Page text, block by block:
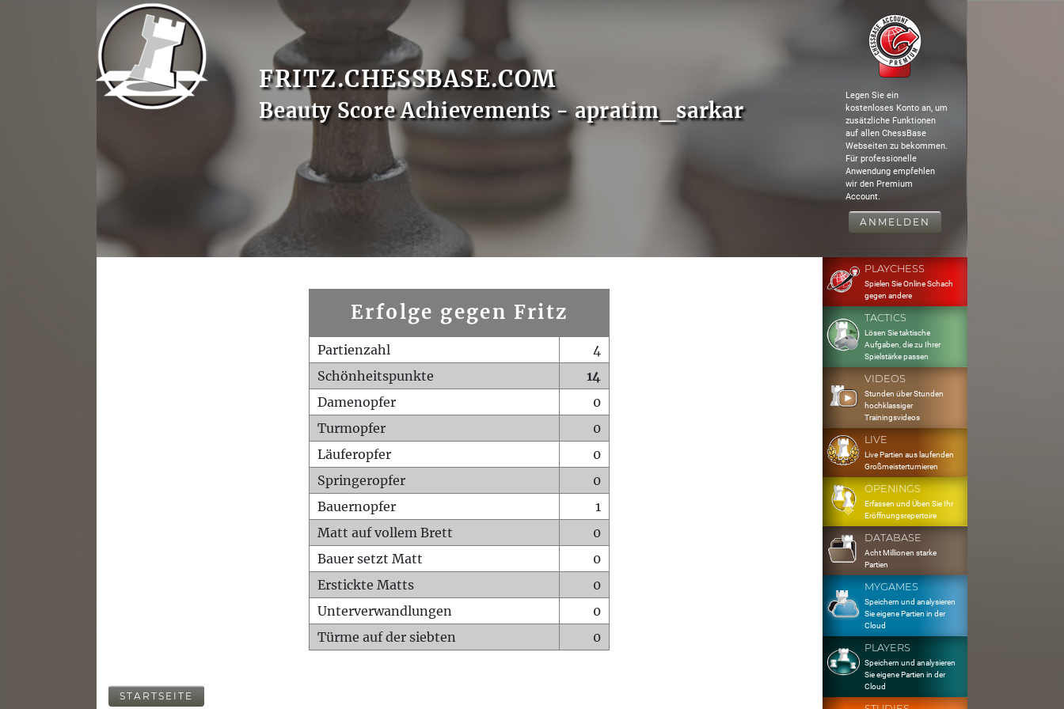
FRITZ.CHESSBASE.COM
Beauty Score Achievements - apratim_sarkar
Legen Sie ein
kostenloses Konto an, um
zusätzliche Funktionen
auf allen ChessBase
Webseiten zu bekommen.
Für professionelle
Anwendung empfehlen
wir den Premium
Account.
ANMELDEN
Erfolge gegen Fritz
Partienzahl
4
Schönheitspunkte
14
Damenopfer
0
Turmopfer
0
Läuferopfer
0
Springeropfer
0
Bauernopfer
1
Matt auf vollem Brett
0
Bauer setzt Matt
0
Erstickte Matts
0
Unterverwandlungen
0
Türme auf der siebten
0
STARTSEITE
PLAYCHESS
Spielen Sie Online Schach
gegen andere
TACTICS
Lösen Sie taktische
Aufgaben, die zu Ihrer
Spielstärke passen
VIDEOS
Stunden über Stunden
hochklassiger
Trainingsvideos
LIVE
Live Partien aus laufenden
Großmeisterturnieren
OPENINGS
Erfassen und Üben Sie Ihr
Eröffnungsrepertoire
DATABASE
Acht Millionen starke
Partien
MYGAMES
Speichern und analysieren
Sie eigene Partien in der
Cloud
PLAYERS
Speichern und analysieren
Sie eigene Partien in der
Cloud